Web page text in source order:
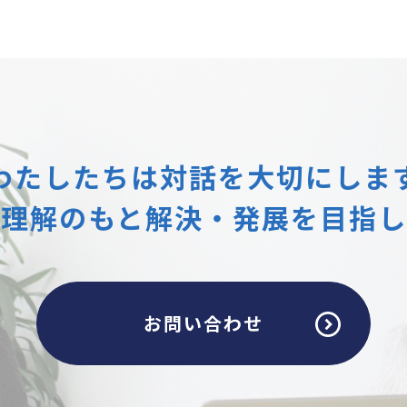
たしたちは対話を大切にしま
解のもと解決・発展を目指
お問い合わせ